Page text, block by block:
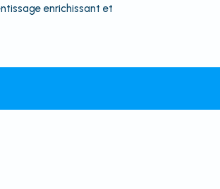
enrichissant et